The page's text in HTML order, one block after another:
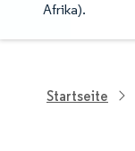
Afrika).
Startseite